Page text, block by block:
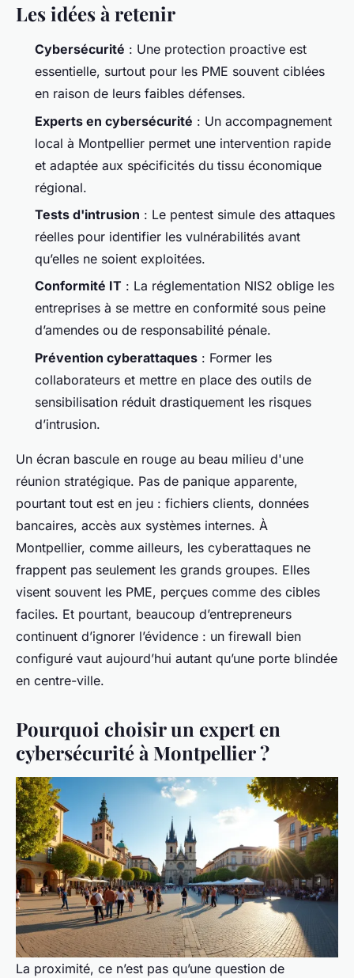
Les idées à retenir
Cybersécurité : Une protection proactive est
essentielle, surtout pour les PME souvent ciblées
en raison de leurs faibles défenses.
Experts en cybersécurité : Un accompagnement
local à Montpellier permet une intervention rapide
et adaptée aux spécificités du tissu économique
régional.
Tests d'intrusion : Le pentest simule des attaques
réelles pour identifier les vulnérabilités avant
qu’elles ne soient exploitées.
Conformité IT : La réglementation NIS2 oblige les
entreprises à se mettre en conformité sous peine
d’amendes ou de responsabilité pénale.
Prévention cyberattaques : Former les
collaborateurs et mettre en place des outils de
sensibilisation réduit drastiquement les risques
d’intrusion.
Un écran bascule en rouge au beau milieu d'une
réunion stratégique. Pas de panique apparente,
pourtant tout est en jeu : fichiers clients, données
bancaires, accès aux systèmes internes. À
Montpellier, comme ailleurs, les cyberattaques ne
frappent pas seulement les grands groupes. Elles
visent souvent les PME, perçues comme des cibles
faciles. Et pourtant, beaucoup d’entrepreneurs
continuent d’ignorer l’évidence : un firewall bien
configuré vaut aujourd’hui autant qu’une porte blindée
en centre-ville.
Pourquoi choisir un expert en
cybersécurité à Montpellier ?
La proximité, ce n’est pas qu’une question de